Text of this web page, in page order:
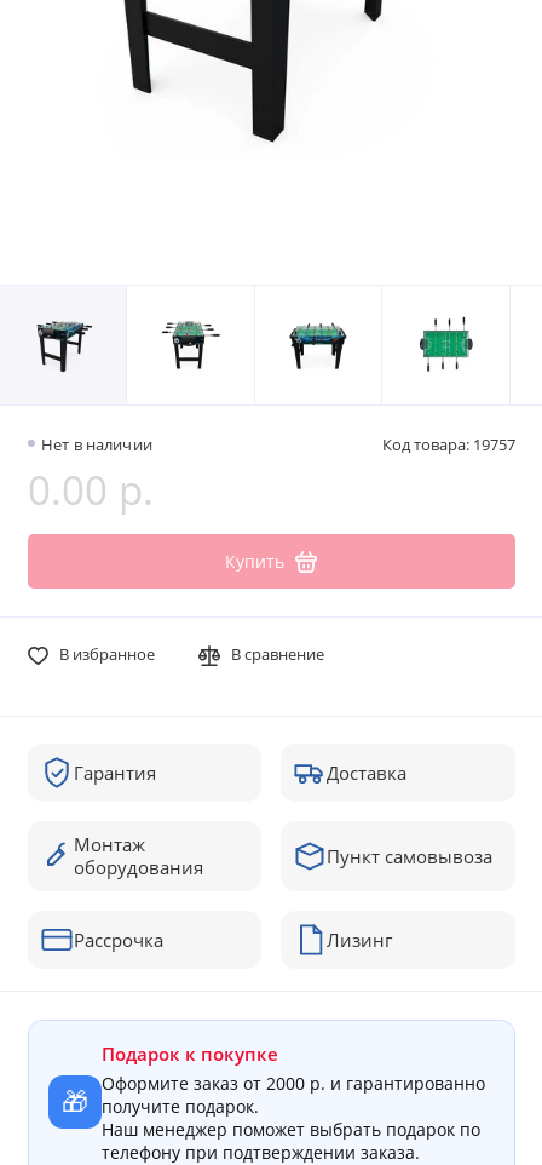
Нет в наличии Код товара: 19757
0.00 р.
Купить
В избранное В сравнение
Гарантия Доставка
Монтаж
оборудования
Пункт самовывоза
Рассрочка Лизинг
🎁
Подарок к покупке
Оформите заказ от 2000 р. и гарантированно
получите подарок.
Наш менеджер поможет выбрать подарок по
телефону при подтверждении заказа.